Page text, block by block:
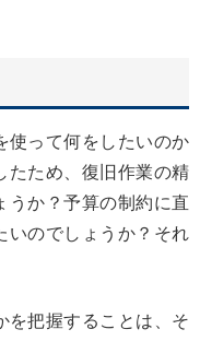
使って何をしたいのか
たため、復旧作業の精
うか？予算の制約に直
いのでしょうか？それ
を把握することは、そ